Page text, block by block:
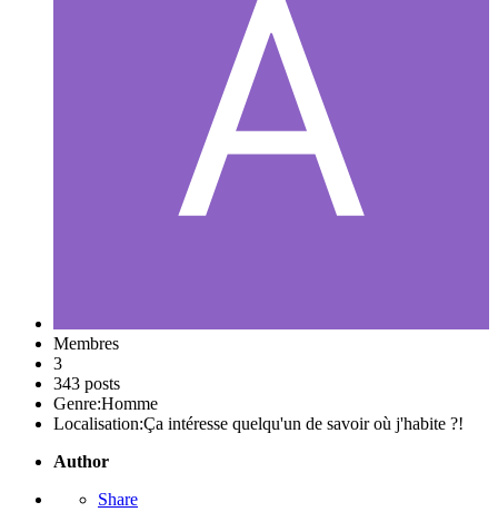
Membres
3
343 posts
Genre:Homme
Localisation:Ça intéresse quelqu'un de savoir où j'habite ?!
Author
Share